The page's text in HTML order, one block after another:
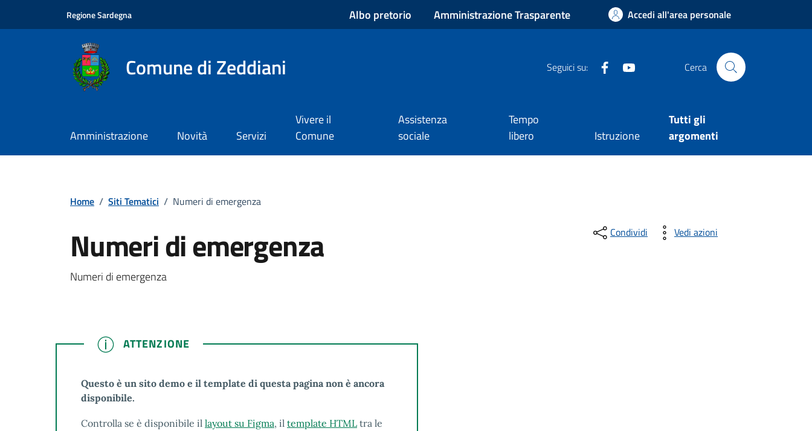
Regione Sardegna Albo pretorio Amministrazione Trasparente Accedi all'area personale
Comune di Zeddiani Seguici su: Facebook Cerca
Amministrazione Novità Servizi
Vivere il
Comune
Assistenza
sociale
Tempo
libero
Istruzione
Tutti gli
argomenti
Home / Siti Tematici / Numeri di emergenza
Numeri di emergenza
Numeri di emergenza
Condividi Vedi azioni
ATTENZIONE
ATTENZIONE
Questo è un sito demo e il template di questa pagina non è ancora
disponibile.
Controlla se è disponibile il layout su Figma, il template HTMLtra le